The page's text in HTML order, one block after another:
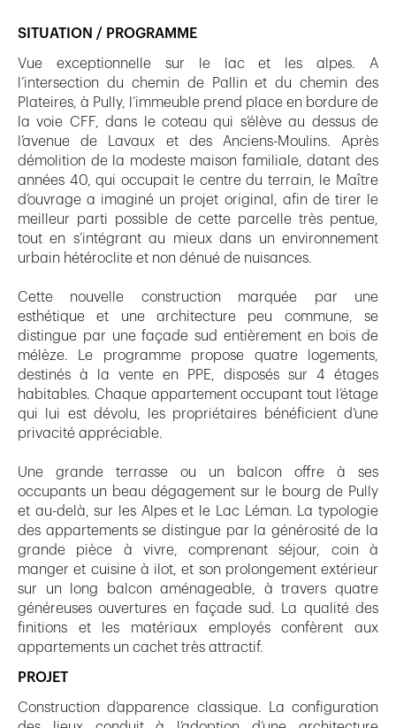
SITUATION / PROGRAMME
Vue exceptionnelle sur le lac et les alpes. A
l’intersection du chemin de Pallin et du chemin des
Plateires, à Pully, l’immeuble prend place en bordure de
la voie CFF, dans le coteau qui s’élève au dessus de
l’avenue de Lavaux et des Anciens-Moulins. Après
démolition de la modeste maison familiale, datant des
années 40, qui occupait le centre du terrain, le Maître
d’ouvrage a imaginé un projet original, afin de tirer le
meilleur parti possible de cette parcelle très pentue,
tout en s’intégrant au mieux dans un environnement
urbain hétéroclite et non dénué de nuisances.
Cette nouvelle construction marquée par une
esthétique et une architecture peu commune, se
distingue par une façade sud entièrement en bois de
mélèze. Le programme propose quatre logements,
destinés à la vente en PPE, disposés sur 4 étages
habitables. Chaque appartement occupant tout l’étage
qui lui est dévolu, les propriétaires bénéficient d’une
privacité appréciable.
Une grande terrasse ou un balcon offre à ses
occupants un beau dégagement sur le bourg de Pully
et au-delà, sur les Alpes et le Lac Léman. La typologie
des appartements se distingue par la générosité de la
grande pièce à vivre, comprenant séjour, coin à
manger et cuisine à ilot, et son prolongement extérieur
sur un long balcon aménageable, à travers quatre
généreuses ouvertures en façade sud. La qualité des
finitions et les matériaux employés confèrent aux
appartements un cachet très attractif.
PROJET
Construction d’apparence classique. La configuration